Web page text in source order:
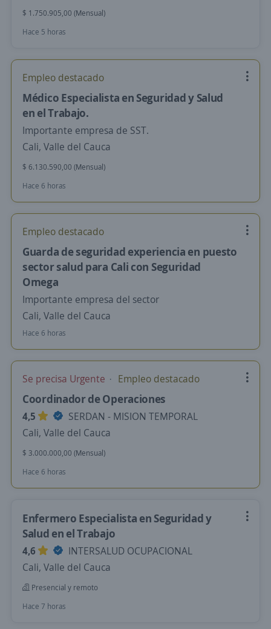
$ 1.750.905,00 (Mensual)
Hace 5 horas
Empleo destacado
Médico Especialista en Seguridad y Salud
en el Trabajo.
Importante empresa de SST.
Cali, Valle del Cauca
$ 6.130.590,00 (Mensual)
Hace 6 horas
Empleo destacado
Guarda de seguridad experiencia en puesto
sector salud para Cali con Seguridad
Omega
Importante empresa del sector
Cali, Valle del Cauca
Hace 6 horas
Se precisa Urgente Empleo destacado
Coordinador de Operaciones
4,5
SERDAN - MISION TEMPORAL
Cali, Valle del Cauca
$ 3.000.000,00 (Mensual)
Hace 6 horas
Enfermero Especialista en Seguridad y
Salud en el Trabajo
4,6
INTERSALUD OCUPACIONAL
Cali, Valle del Cauca
Presencial y remoto
Hace 7 horas